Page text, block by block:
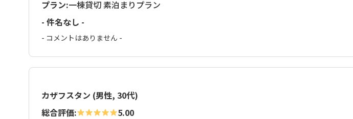
プラン:一棟貸切 素泊まりプラン
- 件名なし -
- コメントはありません -
カザフスタン (男性, 30代)
総合評価:
5.00